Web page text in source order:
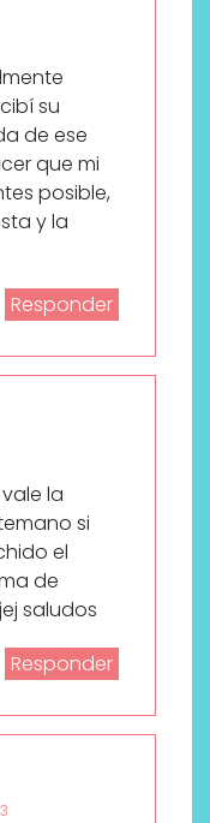
su
de ese
que mi
posible,
y la
Responder
la
si
el
de
saludos
Responder